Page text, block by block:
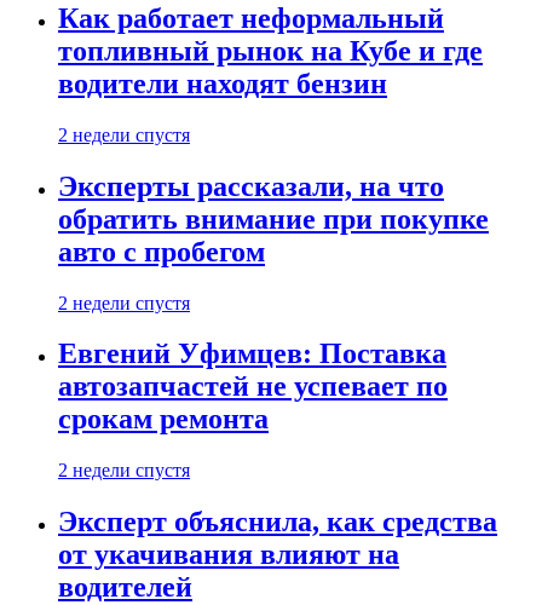
Как работает неформальный
топливный рынок на Кубе и где
водители находят бензин
2 недели спустя
Эксперты рассказали, на что
обратить внимание при покупке
авто с пробегом
2 недели спустя
Евгений Уфимцев: Поставка
автозапчастей не успевает по
срокам ремонта
2 недели спустя
Эксперт объяснила, как средства
от укачивания влияют на
водителей